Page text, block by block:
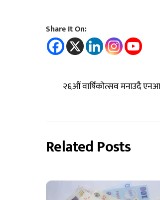
Share It On:
२६औं वार्षिकोत्सव मनाउदै
Related Posts